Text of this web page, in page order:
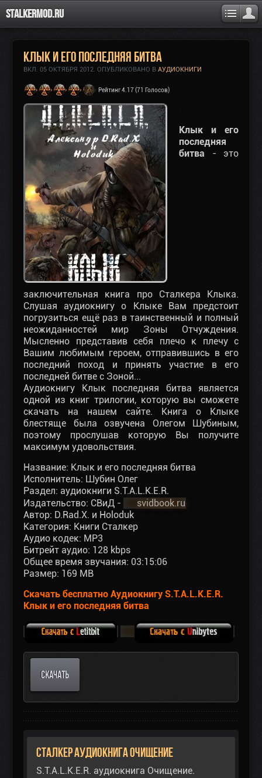
Stalkermod.ru
Клык и его последняя битва
ВКЛ. 05 ОКТЯБРЯ 2012. ОПУБЛИКОВАНО В АУДИОКНИГИ
Рейтинг 4.17 (71 Голосов)
Клык и его
последняя
битва - это
заключительная книга про Сталкера Клыка.
Слушая аудиокнигу о Клыке Вам предстоит
погрузиться ещё раз в таинственный и полный
неожиданностей мир Зоны Отчуждения.
Мысленно представив себя плечо к плечу с
Вашим любимым героем, отправившись в его
последний поход и принять участие в его
последней битве с Зоной...
Аудиокнигу Клык последняя битва является
одной из книг трилогии, которую вы сможете
скачать на нашем сайте. Книга о Клыке
блестяще была озвучена Олегом Шубиным,
поэтому прослушав которую Вы получите
максимум удовольствия.
Название: Клык и его последняя битва
Исполнитель: Шубин Олег
Раздел: аудиокниги S.T.A.L.K.E.R.
Издательство: СВиД -
svidbook.ru
Автор: D.Rad.X. и Holoduk
Категория: Книги Сталкер
Аудио кодек: MP3
Битрейт аудио: 128 kbps
Общее время звучания: 03:15:06
Размер: 169 MB
Скачать бесплатно Аудиокнигу S.T.A.L.K.E.R.
Клык и его последняя битва
СКАЧАТЬ
Сталкер аудиокнига Очищение
S.T.A.L.K.E.R. аудиокнига Очищение.